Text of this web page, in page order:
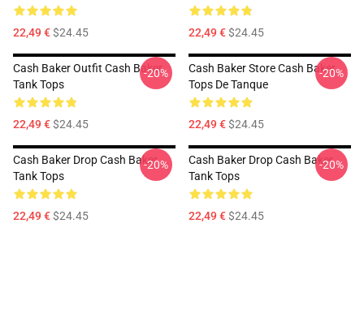
22,49 €$24.45 22,49 €$24.45
Cash Baker Outfit Cash Baker
Tank Tops
22,49 €$24.45
-20%
Cash Baker Store Cash Baker
Tops De Tanque
22,49 €$24.45
-20%
Cash Baker Drop Cash Baker
Tank Tops
22,49 €$24.45
-20%
Cash Baker Drop Cash Baker
Tank Tops
22,49 €$24.45
-20%